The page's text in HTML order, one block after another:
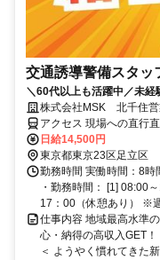
交通誘導警備スタッ
＼60代以上も活躍中／未
で警備員デビューをしませ
勤務3日前迄シフト申請が
イフスタイルに合わせてお
く活躍しています。
株式会社MSK 北千住
アクセス 現場への直行
日給14,500円
東京都東京23区足立区
勤務時間 実働時間：8時
・勤務時間： [1] 08:00
17：00（休憩あり） ※
仕事内容 地域最高水準
心・納得の高収入GET
＜ ようやく慣れてきた